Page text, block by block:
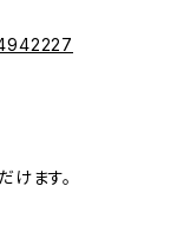
けます。